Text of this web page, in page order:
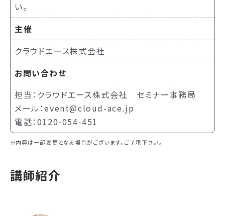
い。
主催
クラウドエース株式会社
お問い合わせ
担当：クラウドエース株式会社 セミナー事務局
メール：event@cloud-ace.jp
電話：0120-054-451
内容は一部変更となる場合がございます。ご了承下さい。
講師紹介